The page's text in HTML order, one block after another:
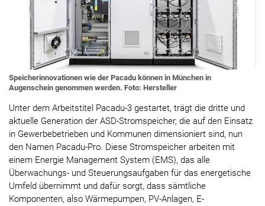
Speicherinnovationen wie der Pacadu können in München in
Augenschein genommen werden. Foto: Hersteller
Unter dem Arbeitstitel Pacadu-3 gestartet, trägt die dritte und
aktuelle Generation der ASD-Stromspeicher, die auf den Einsatz
in Gewerbebetrieben und Kommunen dimensioniert sind, nun
den Namen Pacadu-Pro. Diese Stromspeicher arbeiten mit
einem Energie Management System (EMS), das alle
Überwachungs- und Steuerungsaufgaben für das energetische
Umfeld übernimmt und dafür sorgt, dass sämtliche
Komponenten, also Wärmepumpen, PV-Anlagen, E-